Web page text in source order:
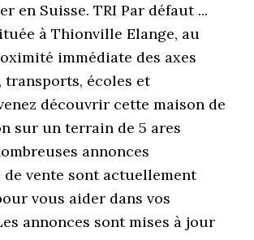
en Suisse. TRI Par défaut ...
à Thionville Elange, au
immédiate des axes
écoles et
découvrir cette maison de
sur un terrain de 5 ares
annonces
vente sont actuellement
vous aider dans vos
annonces sont mises à jour